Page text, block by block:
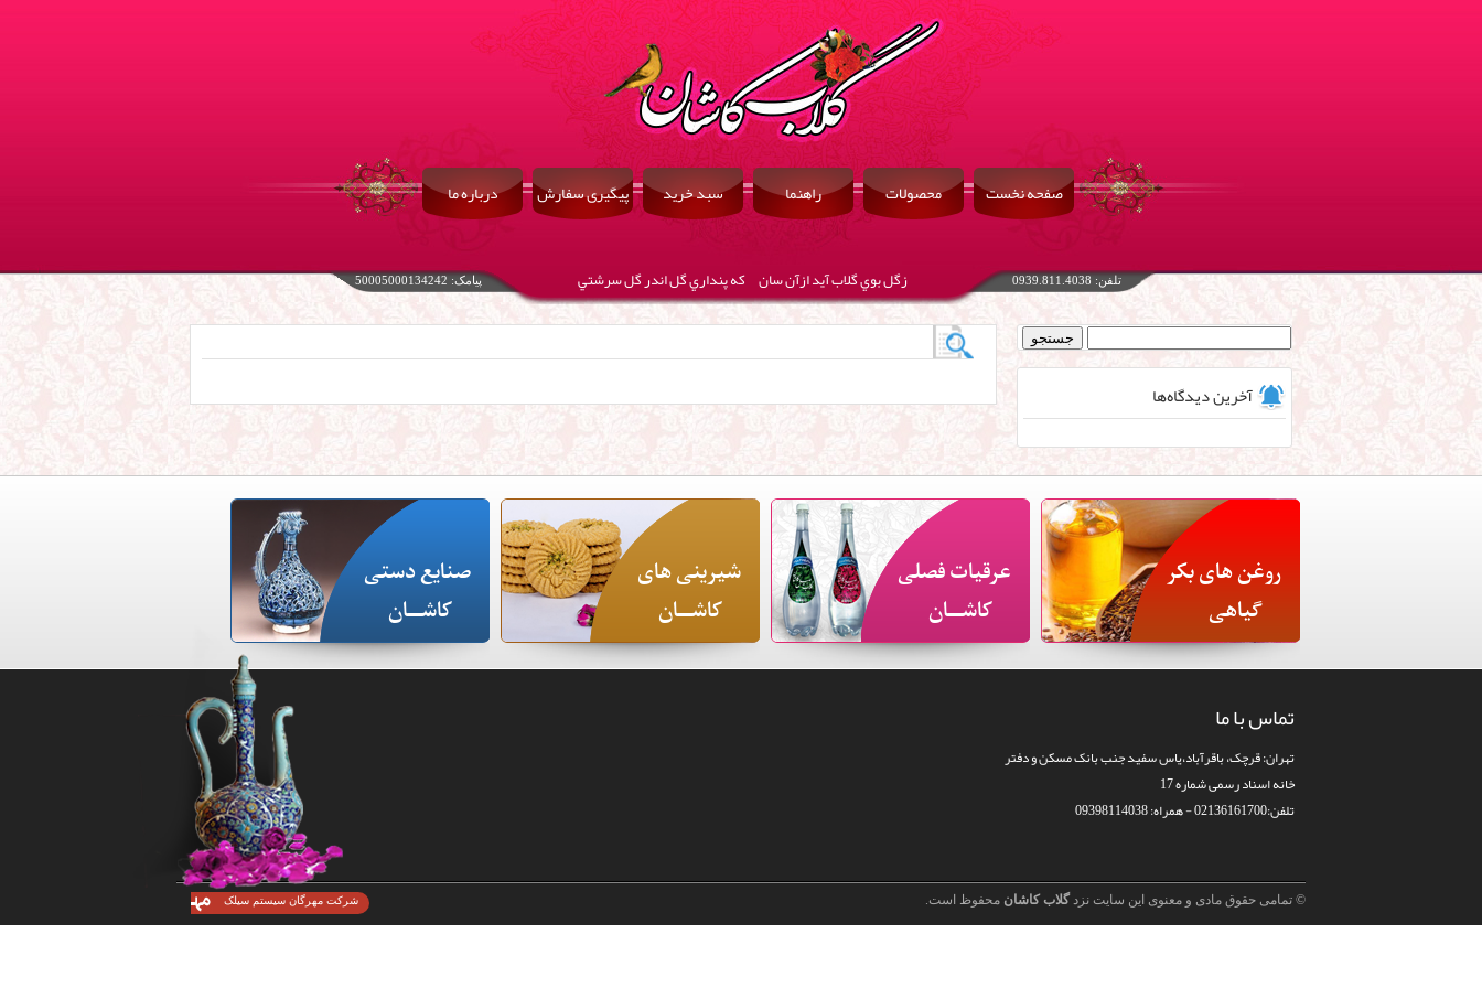
صفحه نخست محصولات راهنما سبد خرید پیگیری سفارش درباره ما
تلفن: 0939.811.4038 زگل بوي گلاب آيد ازآن سان كه پنداري گل اندر گل سرشتي پیامک: 50005000134242
آخرین دیدگاه‌ها
روغن های بکر
گیاهی
عرقیات فصلی
کاشـــان
شیرینی های
کاشـــان
صنایع دستی
کاشـــان
تماس با ما
تهران: قرچک، باقرآباد،یاس سفید جنب بانک مسکن و دفتر
خانه اسناد رسمی شماره 17
تلفن:02136161700 - همراه: 09398114038
© تمامی حقوق مادی و معنوی این سایت نزدگلاب کاشان محفوظ است. شرکت مهرگان سیستم سیلک